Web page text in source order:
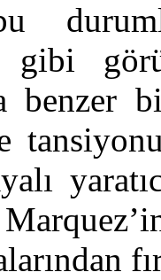
gibi